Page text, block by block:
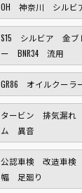
OH 神奈川 シルビ
S15 シルビア 金
ー BNR34 流用
GR86 オイルクー
タービン 排気漏
ム 異音
公認車検 改造車
幅 足廻り